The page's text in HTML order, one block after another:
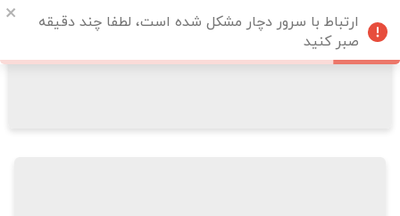
ارتباط با سرور دچار مشکل شده است، لطفا چند دقیقه
صبر کنید